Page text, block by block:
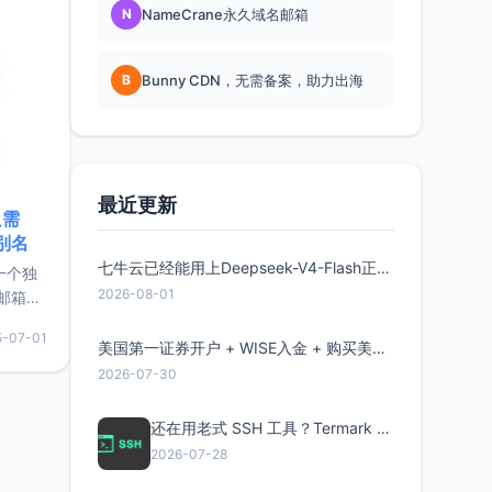
名
个独
箱等
较有
惠的
07-01
N NameCrane永久域名邮箱
B Bunny CDN，无需备案，助力出海
最近更新
七牛云已经能用上Deepseek-V4-Flash正式版了，点此领取300万Token
2026-08-01
美国第一证券开户 + WISE入金 + 购买美股全流程分享
2026-07-30
还在用老式 SSH 工具？Termark 新一代跨平台智能SSH客户端了解一下
2026-07-28